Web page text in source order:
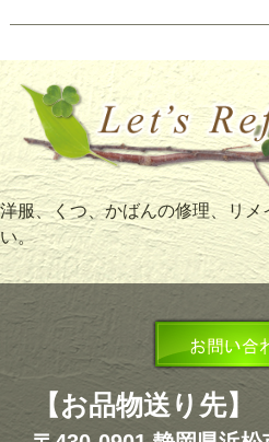
洋服、くつ、かばんの修理、リメ
い。
【お品物送り先】